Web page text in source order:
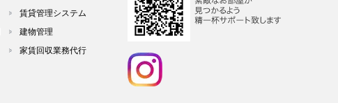
賃貸管理システム
建物管理
家賃回収業務代行